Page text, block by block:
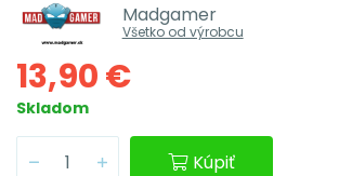
Madgamer
Všetko od výrobcu
13,90 €
Skladom
Kúpiť